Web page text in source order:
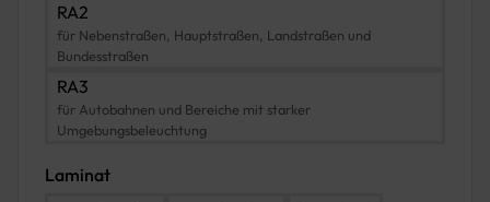
RA2
für Nebenstraßen, Hauptstraßen, Landstraßen und
Bundesstraßen
RA3
für Autobahnen und Bereiche mit starker
Umgebungsbeleuchtung
Laminat